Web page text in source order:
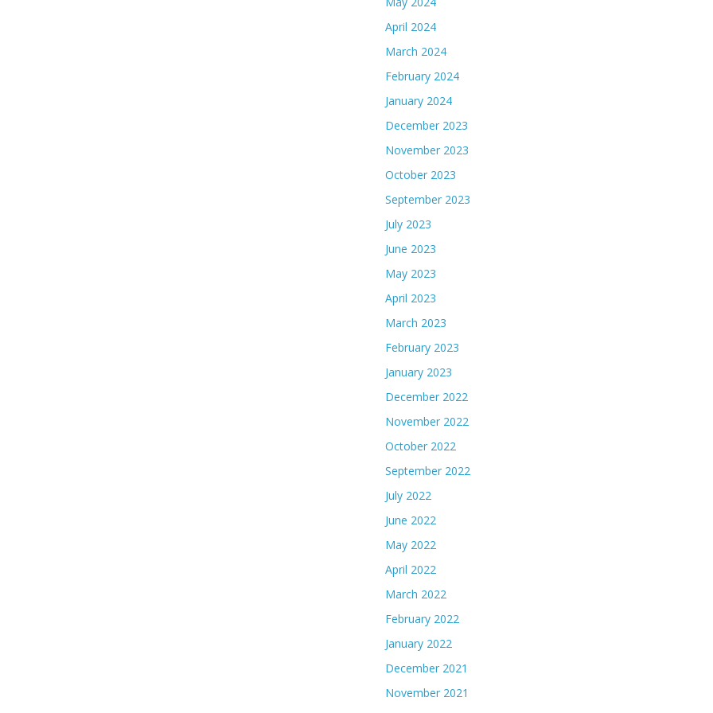
April 2024
March 2024
February 2024
January 2024
December 2023
November 2023
October 2023
September 2023
July 2023
June 2023
May 2023
April 2023
March 2023
February 2023
January 2023
December 2022
November 2022
October 2022
September 2022
July 2022
June 2022
May 2022
April 2022
March 2022
February 2022
January 2022
December 2021
November 2021